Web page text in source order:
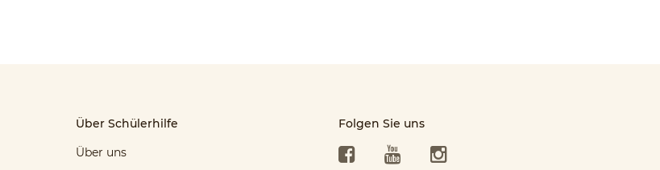
Über Schülerhilfe
Über uns
Folgen Sie uns
Facebook YouTubeInstagram